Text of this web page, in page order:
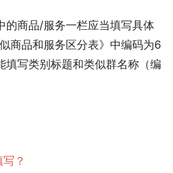
的商品/服务一栏应当填写具体
商品和服务区分表》中编码为6
填写类别标题和类似群名称（编
？